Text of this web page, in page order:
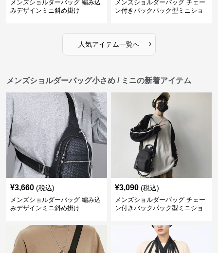
メンズショルダーバッグ 編み込
みデザインミニ斜め掛け
メンズショルダーバッグ チェー
ン付きバックパック型ミニショ
人気アイテム一覧へ ›
メンズショルダーバッグ小さめ / ミニの新着アイテム
¥3,660 (税込)
メンズショルダーバッグ 編み込
みデザインミニ斜め掛け
¥3,090 (税込)
メンズショルダーバッグ チェー
ン付きバックパック型ミニショ